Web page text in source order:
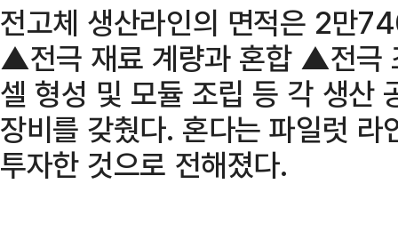
전고체 생산라인의 면적은 2
▲전극 재료 계량과 혼합 ▲전극
셀 형성 및 모듈 조립 등 각 생산
장비를 갖췄다. 혼다는 파일럿
투자한 것으로 전해졌다.